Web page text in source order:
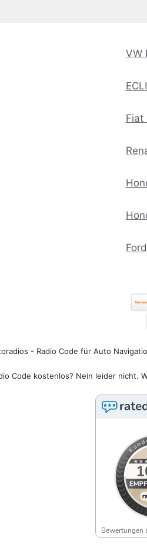
VW
Fiat
- Radio Code für Auto
Code kostenlos? Nein leider nicht.
Bewertungen